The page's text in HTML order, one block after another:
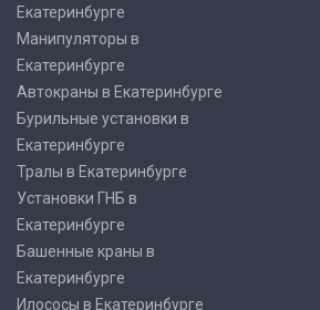
Екатеринбурге
Манипуляторы в
Екатеринбурге
Автокраны в Екатеринбурге
Бурильные установки в
Екатеринбурге
Тралы в Екатеринбурге
Установки ГНБ в
Екатеринбурге
Башенные краны в
Екатеринбурге
Илососы в Екатеринбурге